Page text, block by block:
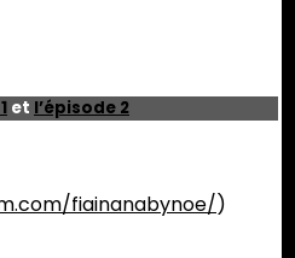
et l’épisode 2
fiainanabynoe/)